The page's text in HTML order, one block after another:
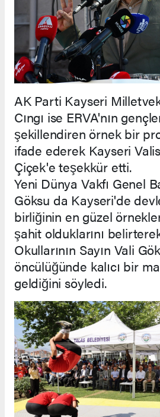
AK Parti Kayseri
Cıngı ise ERVA'nın
şekillendiren örnek bir
ifade ederek Kayseri
Çiçek'e teşekkür etti.
Yeni Dünya Vakfı Genel
Göksu da Kayseri'de
birliğinin en güzel
şahit olduklarını
Okullarının Sayın Vali
öncülüğünde kalıcı bir
geldiğini söyledi.